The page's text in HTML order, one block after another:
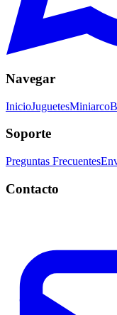
Navegar
InicioJuguetesMiniarco
Soporte
Preguntas Frecuentes
Contacto